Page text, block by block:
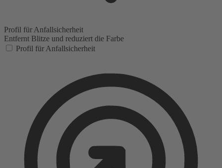
Profil für Anfallsicherheit
Entfernt Blitze und reduziert die Farbe
Profil für Anfallsicherheit